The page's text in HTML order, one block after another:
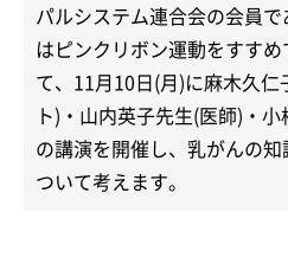
パルシステム連合会の会員
はピンクリボン運動をすす
て、11月10日(月)に麻木久仁
ト)・山内英子先生(医師)・小
の講演を開催し、乳がんの
ついて考えます。